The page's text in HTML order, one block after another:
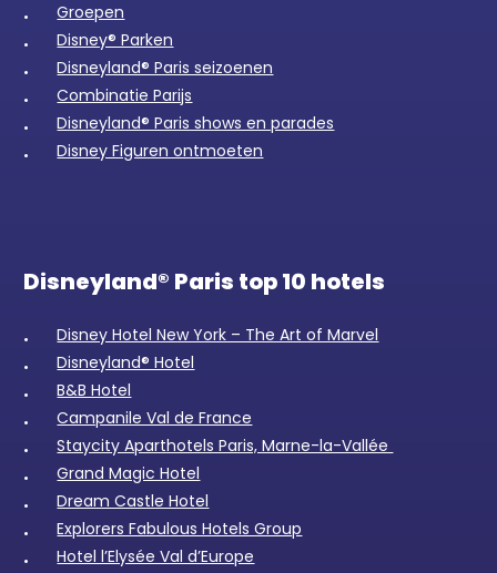
Groepen
Disney® Parken
Disneyland® Paris seizoenen
Combinatie Parijs
Disneyland® Paris shows en parades
Disney Figuren ontmoeten
Disneyland® Paris top 10 hotels
Disney Hotel New York – The Art of Marvel
Disneyland® Hotel
B&B Hotel
Campanile Val de France
Staycity Aparthotels Paris, Marne-la-Vallée
Grand Magic Hotel
Dream Castle Hotel
Explorers Fabulous Hotels Group
Hotel l’Elysée Val d’Europe